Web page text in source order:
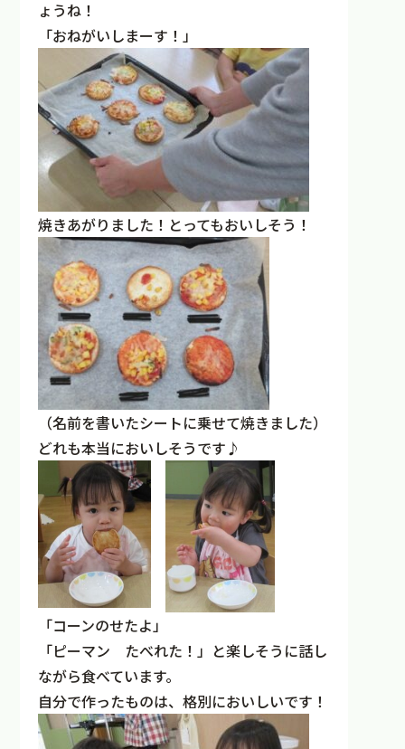
ょうね！
「おねがいしまーす！」
焼きあがりました！とってもおいしそう！
（名前を書いたシートに乗せて焼きました）
どれも本当においしそうです♪
「コーンのせたよ」
「ピーマン たべれた！」と楽しそうに話し
ながら食べています。
自分で作ったものは、格別においしいです！